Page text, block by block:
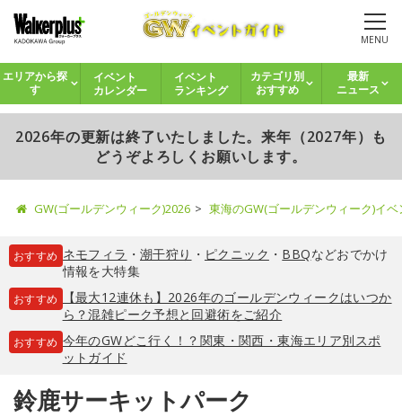
MENU
エリアから探
す
イベント
カレンダー
イベント
ランキング
カテゴリ別
おすすめ
最新
ニュース
2026年の更新は終了いたしました。来年（2027年）も
どうぞよろしくお願いします。
GW(ゴールデンウィーク)2026 東海のGW(ゴールデンウィーク)イ
おすすめ ネモフィラ ・ 潮干狩り ・ ピクニック ・ BBQなどおでかけ
情報を大特集
おすすめ
【最大12連休も】2026年のゴールデンウィークはいつか
ら？混雑ピーク予想と回避術をご紹介
おすすめ 今年のGWどこ行く！？関東・関西・東海エリア別スポ
ットガイド
鈴鹿サーキットパーク